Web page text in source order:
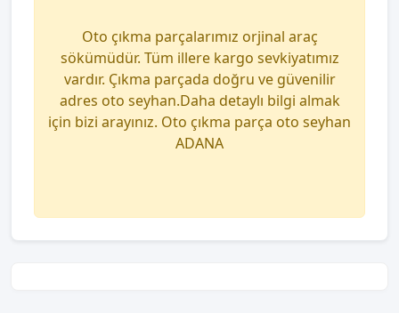
Oto çıkma parçalarımız orjinal araç
sökümüdür. Tüm illere kargo sevkiyatımız
vardır. Çıkma parçada doğru ve güvenilir
adres oto seyhan.Daha detaylı bilgi almak
için bizi arayınız. Oto çıkma parça oto seyhan
ADANA